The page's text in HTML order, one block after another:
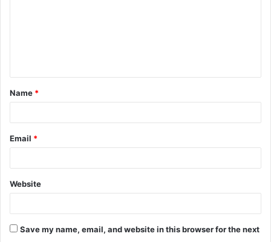
t
*
Name *
Email *
Website
Save my name, email, and website in this browser for the next